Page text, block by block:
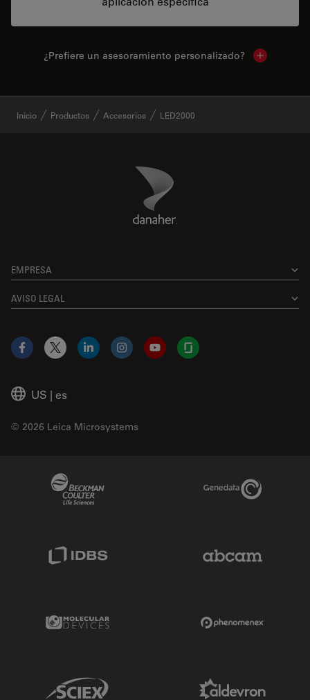
¿Prefiere un asesoramiento personalizado? Show local
Inicio Productos Accesorios LED2000
Danaher Logo
EMPRESA
AVISO LEGAL
US | es
© 2026 Leica Microsystems
Facebook
X LinkedInInstagramYouTubeGlassdoor
Genedata Link
IDBS Link
Molecular Devices Link
Sciex Link